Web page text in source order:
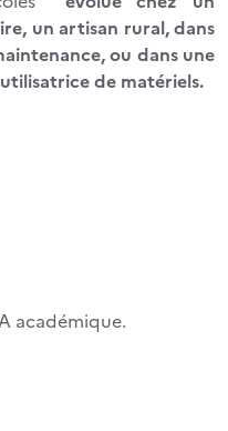
un artisan rural, dans
ou dans une
de matériels.
académique.